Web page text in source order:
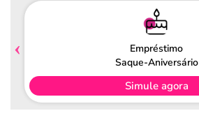
Empréstimo
Saque-Aniversário
Simule agora